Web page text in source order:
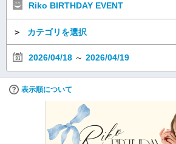
Riko BIRTHDAY EVENT
＞ カテゴリを選択
2026/04/18 ～ 2026/04/19
表示順について